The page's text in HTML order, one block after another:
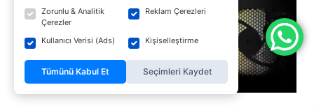
Zorunlu & Analitik
Çerezler
Reklam Çerezleri
Kullanıcı Verisi (Ads) Kişiselleştirme
Tümünü Kabul Et Seçimleri Kaydet